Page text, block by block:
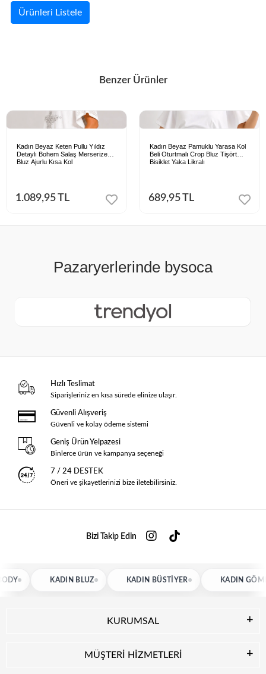
Ürünleri Listele
Benzer Ürünler
Kadın Beyaz Keten Pullu Yıldız
Detaylı Bohem Salaş Merserize
Bluz Ajurlu Kısa Kol
1.089,95 TL
Kadın Beyaz Pamuklu Yarasa Kol
Beli Oturtmalı Crop Bluz Tişört
Bisiklet Yaka Likralı
689,95 TL
Hızlı Teslimat
Siparişleriniz en kısa sürede elinize ulaşır.
Güvenli Alışveriş
Güvenli ve kolay ödeme sistemi
Geniş Ürün Yelpazesi
Binlerce ürün ve kampanya seçeneği
7 / 24 DESTEK
Öneri ve şikayetlerinizi bize iletebilirsiniz.
Bizi Takip Edin
KADIN BLUZ KADIN BÜSTIYER KADIN GÖMLEK
KURUMSAL
MÜŞTERİ HİZMETLERİ